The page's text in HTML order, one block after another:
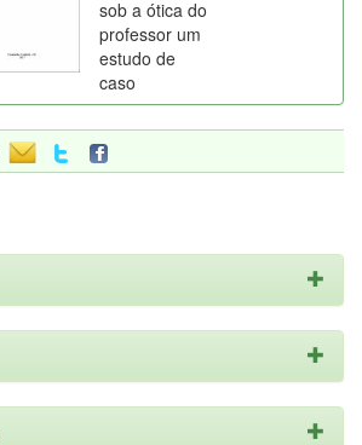
sob a ótica do
professor um
estudo de
caso